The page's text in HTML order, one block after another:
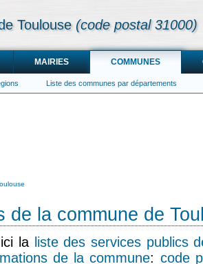
Toulouse (code postal 31000)
MAIRIES COMMUNES
Liste des communes par départements
de la commune de
la liste des services publics
de la commune: code